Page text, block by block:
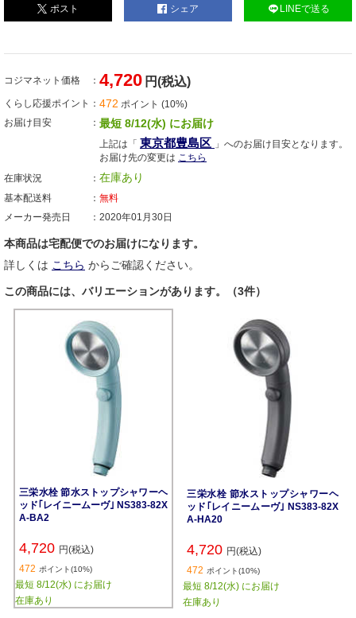
ポスト シェア LINEで送る
コジマネット価格 4,720 円(税込)
くらし応援ポイント 472 ポイント (10%)
お届け目安
最短 8/12(水) にお届け
上記は「 東京都豊島区 」へのお届け目安となります。
お届け先の変更は こちら
在庫状況
在庫あり
基本配送料
無料
メーカー発売日
2020年01月30日
本商品は宅配便でのお届けになります。
詳しくは こちら からご確認ください。
この商品には、バリエーションがあります。（3件）
三栄水栓 節水ストップシャワーヘ
ッド｢レイニームーヴ｣ NS383-82X
A-BA2
4,720 円(税込)
472 ポイント(10%)
最短 8/12(水) にお届け
在庫あり
三栄水栓 節水ストップシャワーヘ
ッド｢レイニームーヴ｣ NS383-82X
A-HA20
4,720 円(税込)
472 ポイント(10%)
最短 8/12(水) にお届け
在庫あり